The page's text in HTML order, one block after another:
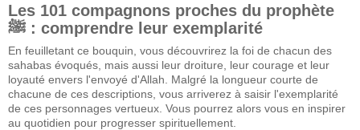
Les 101 compagnons proches du prophète
ﷺ : comprendre leur exemplarité
En feuilletant ce bouquin, vous découvrirez la foi de chacun des
sahabas évoqués, mais aussi leur droiture, leur courage et leur
loyauté envers l'envoyé d'Allah. Malgré la longueur courte de
chacune de ces descriptions, vous arriverez à saisir l'exemplarité
de ces personnages vertueux. Vous pourrez alors vous en inspirer
au quotidien pour progresser spirituellement.